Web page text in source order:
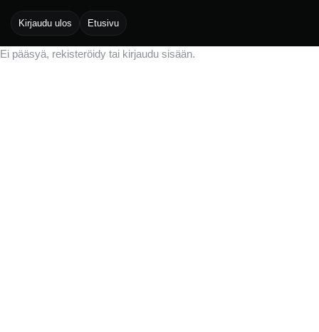
Kirjaudu ulos Etusivu
Ei pääsyä, rekisteröidy tai kirjaudu sisään.